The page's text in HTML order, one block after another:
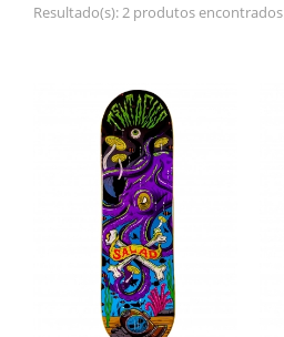
Resultado(s):2 produtos encontrados